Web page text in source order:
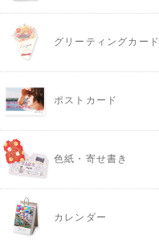
グリーティングカード
ポストカード
色紙・寄せ書き
カレンダー